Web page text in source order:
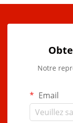
Notre
Email